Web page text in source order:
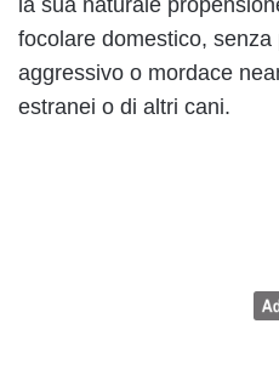
focolare domestico,
aggressivo o mordace
estranei o di altri cani.